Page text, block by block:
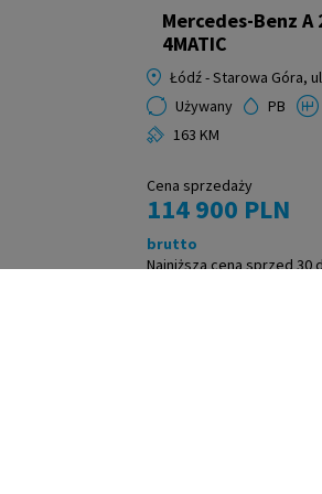
Mercedes-Benz A
4MATIC
Łódź - Starowa Góra,
Używany
PB
163 KM
Cena sprzedaży
114 900 PLN
brutto
Najniższa cena sprzed 30